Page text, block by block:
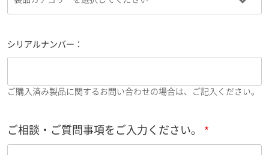
シリアルナンバー：
ご購入済み製品に関するお問い合わせの場合は、ご記入ください。
ご相談・ご質問事項をご入力ください。